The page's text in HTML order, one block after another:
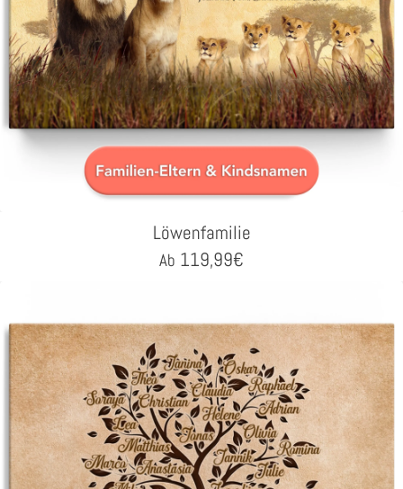
Löwenfamilie
Ab 119,99€